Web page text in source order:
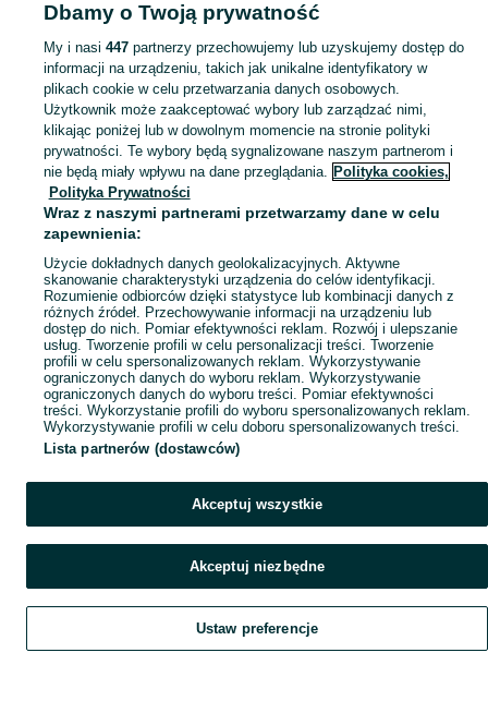
Zobacz Więcej
Aktualne oferty z kategorii Budowa i Remont w Gdańsk blisko Ciebie ➤ Kupuj nowe lub używane w dobrej cenie, przeglądaj lokalne ogłoszenia ☝ Szybkie kupno i sprzedaż na OLX.pl
Mapa kategorii
Mapa miejscowości
Mapa ministron
Popularne wyszukiwania
Szukaj Obserwujesz Dodaj Czat Konto
Dbamy o Twoją prywatność
My i nasi 447partnerzy przechowujemy lub uzyskujemy dostęp do
informacji na urządzeniu, takich jak unikalne identyfikatory w
plikach cookie w celu przetwarzania danych osobowych.
Użytkownik może zaakceptować wybory lub zarządzać nimi,
klikając poniżej lub w dowolnym momencie na stronie polityki
prywatności. Te wybory będą sygnalizowane naszym partnerom i
nie będą miały wpływu na dane przeglądania. Polityka cookies,
Polityka Prywatności
Wraz z naszymi partnerami przetwarzamy dane w celu
zapewnienia:
Użycie dokładnych danych geolokalizacyjnych. Aktywne
skanowanie charakterystyki urządzenia do celów identyfikacji.
Rozumienie odbiorców dzięki statystyce lub kombinacji danych z
różnych źródeł. Przechowywanie informacji na urządzeniu lub
dostęp do nich. Pomiar efektywności reklam. Rozwój i ulepszanie
usług. Tworzenie profili w celu personalizacji treści. Tworzenie
profili w celu spersonalizowanych reklam. Wykorzystywanie
ograniczonych danych do wyboru reklam. Wykorzystywanie
ograniczonych danych do wyboru treści. Pomiar efektywności
treści. Wykorzystanie profili do wyboru spersonalizowanych reklam.
Wykorzystywanie profili w celu doboru spersonalizowanych treści.
Lista partnerów (dostawców)
Akceptuj wszystkie
Akceptuj niezbędne
Ustaw preferencje